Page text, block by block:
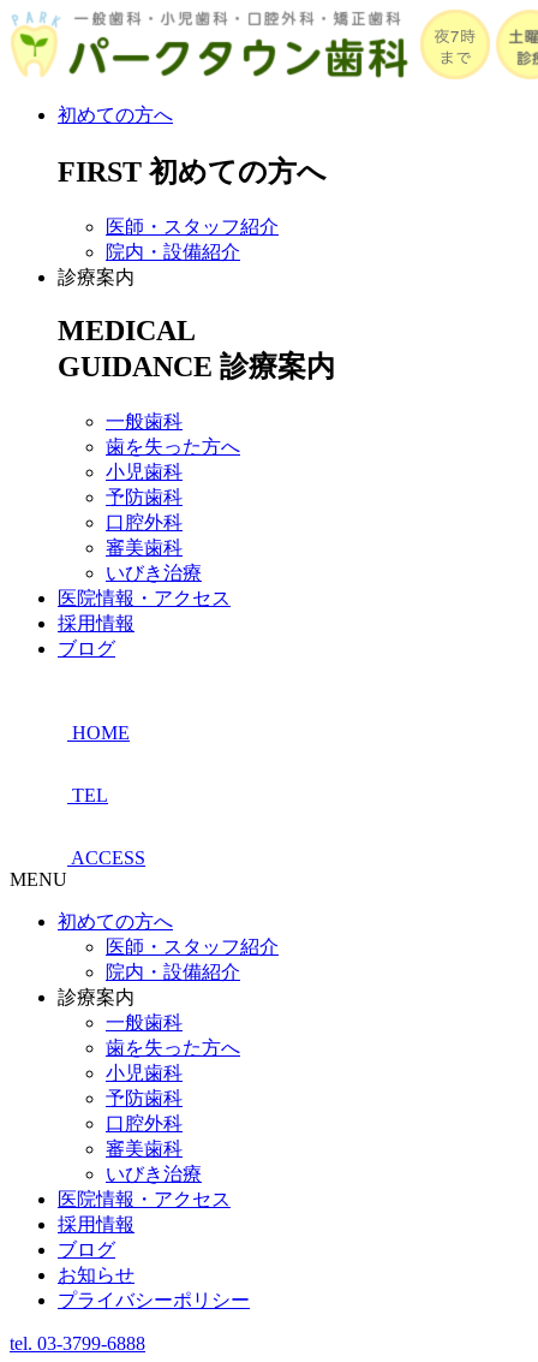
初めての方へ
FIRST 初めての方へ
医師・スタッフ紹介
院内・設備紹介
診療案内
MEDICAL
GUIDANCE 診療案内
一般歯科
歯を失った方へ
小児歯科
予防歯科
口腔外科
審美歯科
いびき治療
医院情報・アクセス
採用情報
ブログ
HOME
TEL
ACCESS
MENU
初めての方へ
医師・スタッフ紹介
院内・設備紹介
診療案内
一般歯科
歯を失った方へ
小児歯科
予防歯科
口腔外科
審美歯科
いびき治療
医院情報・アクセス
採用情報
ブログ
お知らせ
プライバシーポリシー
tel. 03-3799-6888